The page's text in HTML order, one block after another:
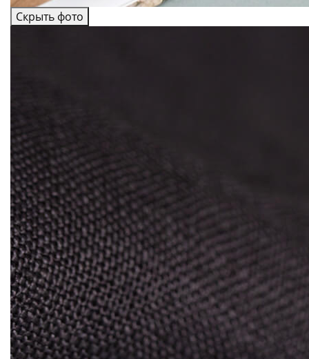
Скрыть фото